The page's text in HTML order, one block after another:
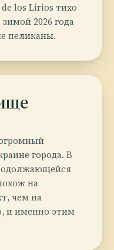
los Lirios тихо
2026 года
пеликаны.
города. В
на
чем на
и именно этим